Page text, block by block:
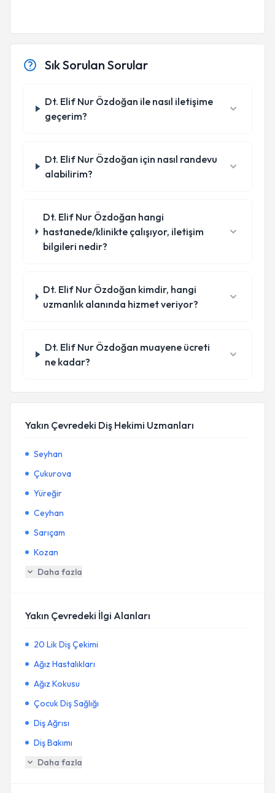
Sık Sorulan Sorular
Dt. Elif Nur Özdoğan ile nasıl iletişime
geçerim?
Dt. Elif Nur Özdoğan için nasıl randevu
alabilirim?
Dt. Elif Nur Özdoğan hangi
hastanede/klinikte çalışıyor, iletişim
bilgileri nedir?
Dt. Elif Nur Özdoğan kimdir, hangi
uzmanlık alanında hizmet veriyor?
Dt. Elif Nur Özdoğan muayene ücreti
ne kadar?
Yakın Çevredeki Diş Hekimi Uzmanları
Seyhan
Çukurova
Yüreğir
Ceyhan
Sarıçam
Kozan
Daha fazla
Yakın Çevredeki İlgi Alanları
20 Lik Diş Çekimi
Ağız Hastalıkları
Ağız Kokusu
Çocuk Diş Sağlığı
Diş Ağrısı
Diş Bakımı
Daha fazla